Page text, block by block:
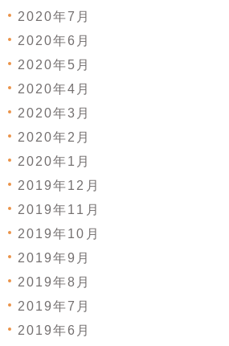
2020年7月
2020年6月
2020年5月
2020年4月
2020年3月
2020年2月
2020年1月
2019年12月
2019年11月
2019年10月
2019年9月
2019年8月
2019年7月
2019年6月